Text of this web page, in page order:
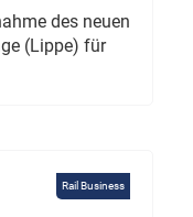
des neuen
(Lippe) für
Rail Business